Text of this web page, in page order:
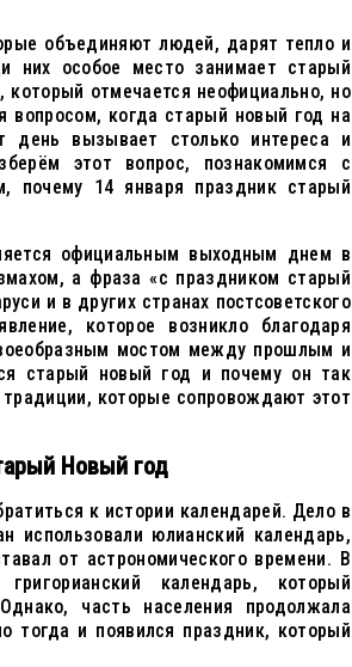
объединяют людей, дарят тепло и
них особое место занимает старый
отмечается неофициально, но
когда старый новый год на
день вызывает столько интереса и
этот вопрос, познакомимся с
почему 14 января праздник старый
официальным выходным днем в
а фраза «с праздником старый
и в других странах постсоветского
которое возникло благодаря
мостом между прошлым и
старый новый год и почему он так
которые сопровождают этот
Новый год
к истории календарей. Дело в
юлианский календарь,
от астрономического времени. В
календарь, который
часть населения продолжала
тогда и появился праздник, который